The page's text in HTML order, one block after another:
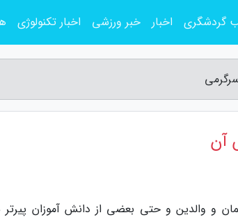
آن
و والدین و حتی بعضی از دانش آموزان
گردشگری اخبار خبر ورزشی اخبار تکنولوژی